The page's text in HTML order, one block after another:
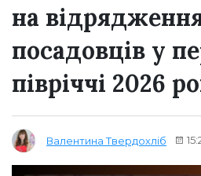
на
посадовців у
півріччі 2026
Валентина Твердохліб